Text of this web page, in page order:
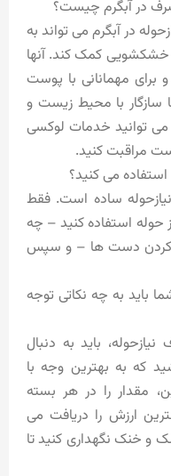
در آبگرم چیست؟
در آبگرم می تواند به
کمک کند. آنها
مهمانانی با پوست
با محیط زیست و
می توانید خدمات لوکسی
مراقبت کنید.
می کنید؟
ساده است. فقط
حوله استفاده کنید – چه
کردن دست ها – و سپس
باید به چه نکاتی توجه
باید به دنبال
که به بهترین وجه با
مقدار را در هر بسته
ارزش را دریافت می
و خنک نگهداری کنید تا